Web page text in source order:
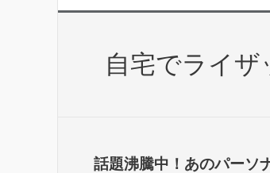
自宅でライザ
話題沸騰中！あのパーソ